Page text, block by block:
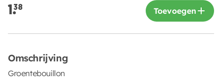
1.38 Toevoegen
Omschrijving
Groentebouillon